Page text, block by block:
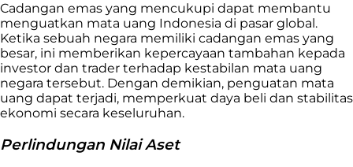
Cadangan emas yang mencukupi dapat membantu
menguatkan mata uang Indonesia di pasar global.
Ketika sebuah negara memiliki cadangan emas yang
besar, ini memberikan kepercayaan tambahan kepada
investor dan trader terhadap kestabilan mata uang
negara tersebut. Dengan demikian, penguatan mata
uang dapat terjadi, memperkuat daya beli dan stabilitas
ekonomi secara keseluruhan.
Perlindungan Nilai Aset